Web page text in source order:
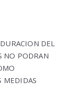
DEL
NO PODRAN
MEDIDAS